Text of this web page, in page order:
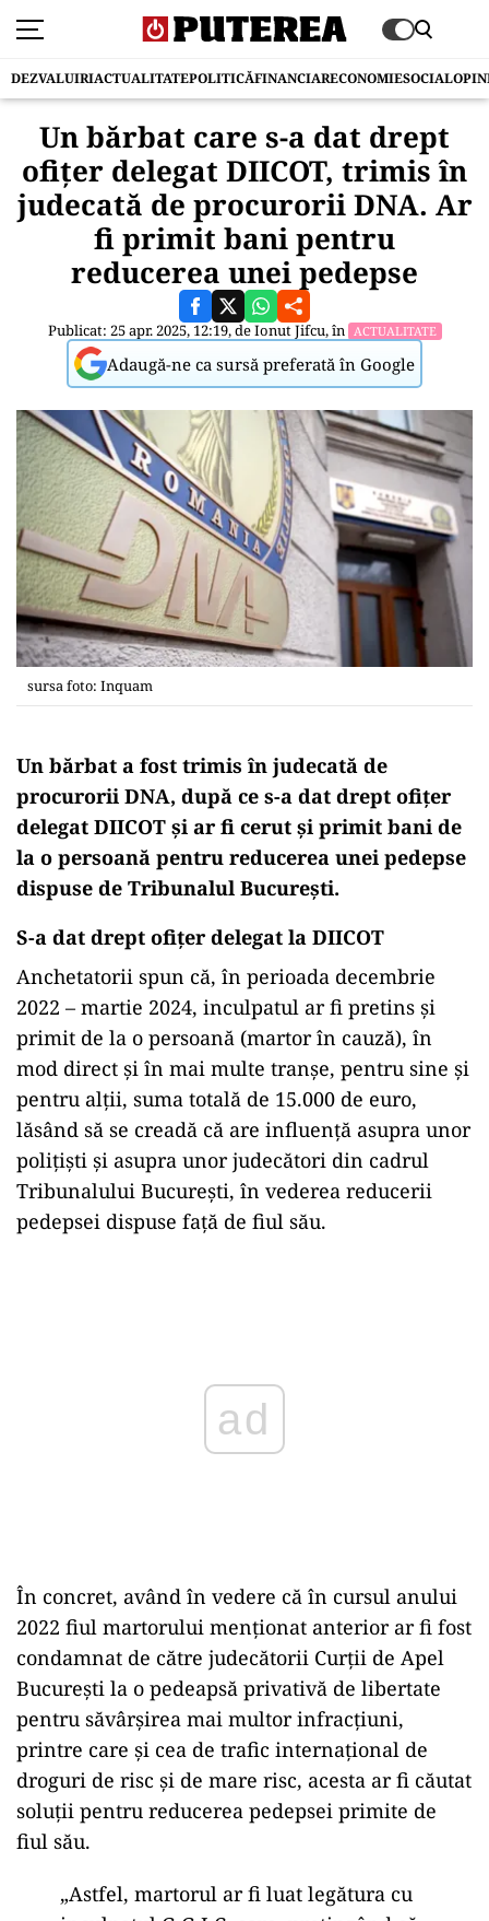
DEZVALUIRIACTUALITATEPOLITICĂFINANCIARECONOMIESOCIAL
Un bărbat care s-a dat drept
ofiţer delegat DIICOT, trimis în
judecată de procurorii DNA. Ar
fi primit bani pentru
reducerea unei pedepse
Publicat: 25 apr. 2025, 12:19, deIonut Jifcu, în ACTUALITATE
Adaugă-ne ca sursă preferată în Google
sursa foto: Inquam
Un bărbat a fost trimis în judecată de
procurorii DNA, după ce s-a dat drept ofiţer
delegat DIICOT şi ar fi cerut şi primit bani de
la o persoană pentru reducerea unei pedepse
dispuse de Tribunalul Bucureşti.
S-a dat drept ofiţer delegat la DIICOT
Anchetatorii spun că, în perioada decembrie
2022 – martie 2024, inculpatul ar fi pretins și
primit de la o persoană (martor în cauză), în
mod direct și în mai multe tranșe, pentru sine și
pentru alții, suma totală de 15.000 de euro,
lăsând să se creadă că are influență asupra unor
polițiști și asupra unor judecători din cadrul
Tribunalului București, în vederea reducerii
pedepsei dispuse față de fiul său.
În concret, având în vedere că în cursul anului
2022 fiul martorului menționat anterior ar fi fost
condamnat de către judecătorii Curții de Apel
București la o pedeapsă privativă de libertate
pentru săvârșirea mai multor infracțiuni,
printre care și cea de trafic internațional de
droguri de risc și de mare risc, acesta ar fi căutat
soluții pentru reducerea pedepsei primite de
fiul său.
„Astfel, martorul ar fi luat legătura cu